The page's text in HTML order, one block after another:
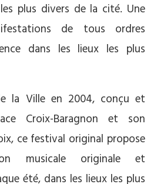
plus divers de la cité. Une
de tous ordres
dans les lieux les plus
la Ville en 2004, conçu et
Croix-Baragnon et son
ce festival original propose
musicale originale et
été, dans les lieux les plus